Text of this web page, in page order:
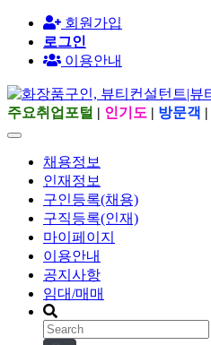
회원가입
로그인
이용안내
주요취업포털 | 인기도 | 방문객 |
채용정보
인재정보
구인등록(채용)
구직등록(인재)
마이페이지
이용안내
공지사항
임대/매매